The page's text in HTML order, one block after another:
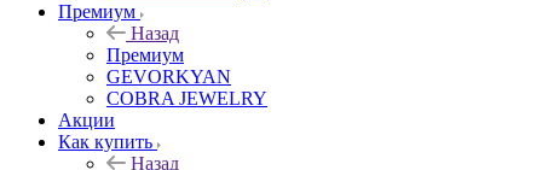
Премиум
Назад
Премиум
GEVORKYAN
COBRA JEWELRY
Акции
Как купить
Назад